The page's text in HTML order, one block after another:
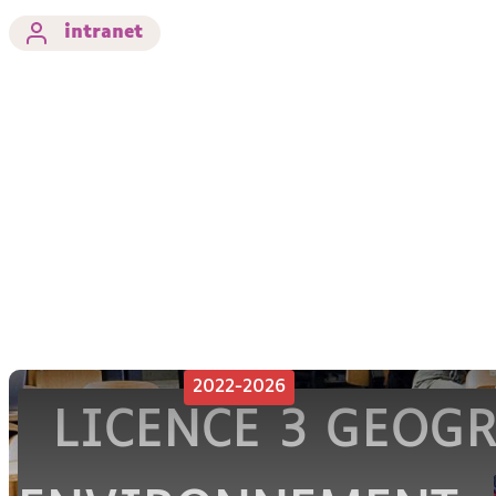
intranet
2022-2026
LICENCE 3